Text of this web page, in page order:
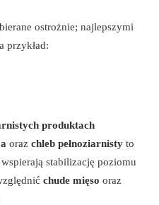
ostrożnie; najlepszymi
przykład:
produktach
oraz chleb pełnoziarnisty to
wspierają stabilizację poziomu
chude mięso oraz